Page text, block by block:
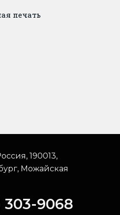
печать
190013,
Можайская
303-9068